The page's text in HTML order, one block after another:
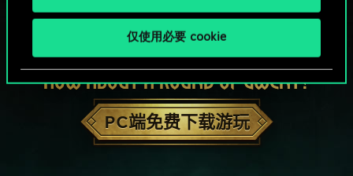
仅使用必要 cookie
HOW ABOUT A ROUND OF GWENT?
PC端免费下载游玩